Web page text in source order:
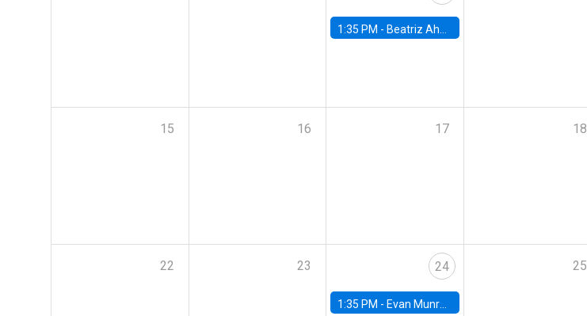
1:35 PM - Beatriz Ahumada, PhD candidate, Universidad de Pittsburgh
15 16 17 18
22 23 24
1:35 PM - Evan Munro, Neyman Visiting Assistant Professor in the Department of Statistics at UC Berkeley
25